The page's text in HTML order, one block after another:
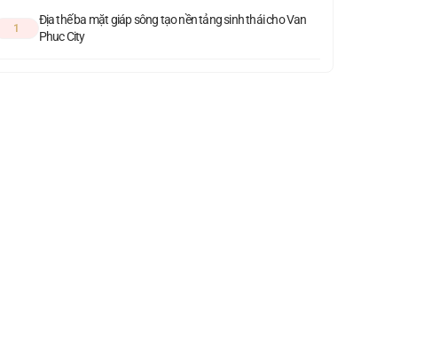
1
Địa thế ba mặt giáp sông tạo nền tảng sinh thái cho Van
Phuc City